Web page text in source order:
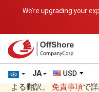
We’re upgrading your
JA USD
あなたは日本語 (にほん
よる翻訳。 免責事項で